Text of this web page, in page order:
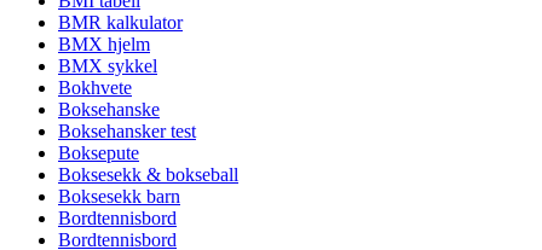
BMR kalkulator
BMX hjelm
BMX sykkel
Bokhvete
Boksehanske
Boksehansker test
Boksepute
Boksesekk & bokseball
Boksesekk barn
Bordtennisbord
Bordtennisbord